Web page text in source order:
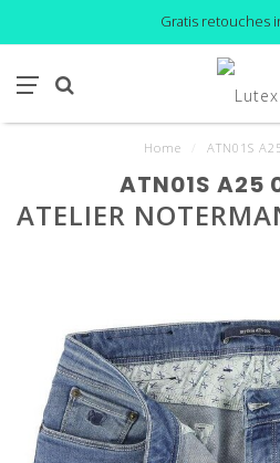
Gratis retouches
Home ATN01S
ATN01S A25
ATELIER